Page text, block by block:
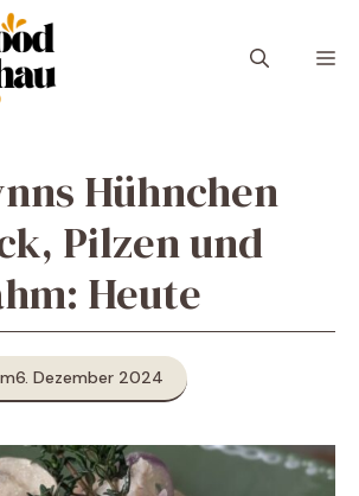
Hühnchen
Pilzen und
Heute
6. Dezember 2024